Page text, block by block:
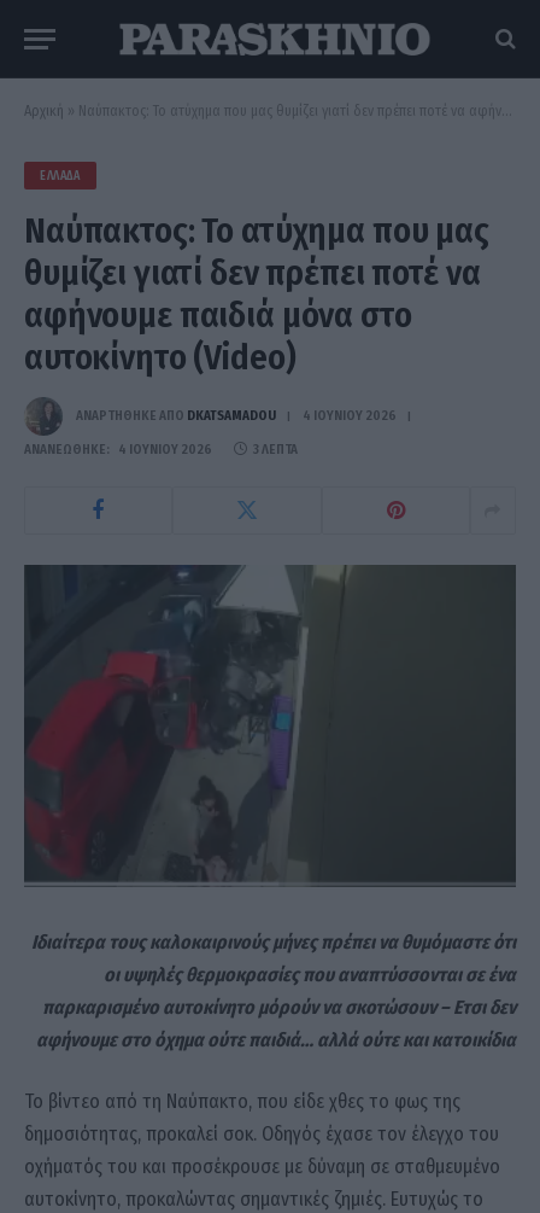
Αρχική » Ναύπακτος: Το ατύχημα που μας θυμίζει γιατί δεν πρέπει ποτέ να αφήνουμε παιδιά μόνα στο αυτοκίνητο (Video)
ΕΛΛΆΔΑ
Ναύπακτος: Το ατύχημα που μας
θυμίζει γιατί δεν πρέπει ποτέ να
αφήνουμε παιδιά μόνα στο
αυτοκίνητο (Video)
ΑΝΑΡΤΗΘΗΚΕ ΑΠΟ DKATSAMADOU 4 ΙΟΥΝΊΟΥ 2026
ΑΝΑΝΕΏΘΗΚΕ: 4 ΙΟΥΝΊΟΥ 2026 3 ΛΕΠΤΆ
Ιδιαίτερα τους καλοκαιρινούς μήνες πρέπει να θυμόμαστε ότι
οι υψηλές θερμοκρασίες που αναπτύσσονται σε ένα
παρκαρισμένο αυτοκίνητο μόρούν να σκοτώσουν – Ετσι δεν
αφήνουμε στο όχημα ούτε παιδιά… αλλά ούτε και κατοικίδια
Το βίντεο από τη Ναύπακτο, που είδε χθες το φως της
δημοσιότητας, προκαλεί σοκ. Οδηγός έχασε τον έλεγχο του
οχήματός του και προσέκρουσε με δύναμη σε σταθμευμένο
αυτοκίνητο, προκαλώντας σημαντικές ζημιές. Ευτυχώς το